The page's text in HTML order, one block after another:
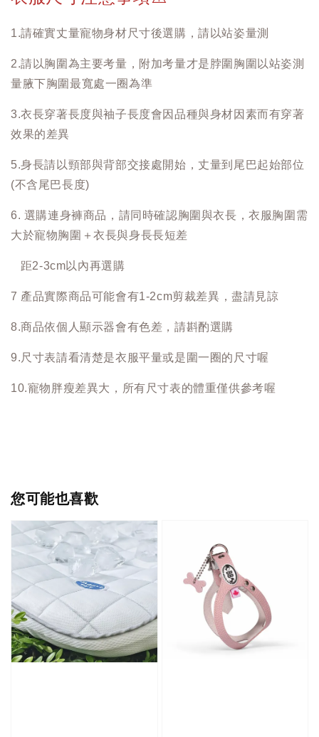
1.請確實丈量寵物身材尺寸後選購，請以站姿量測
2.請以胸圍為主要考量，附加考量才是脖圍胸圍以站姿測
量腋下胸圍最寬處一圈為準
3.衣長穿著長度與袖子長度會因品種與身材因素而有穿著
效果的差異
5.身長請以頸部與背部交接處開始，丈量到尾巴起始部位
(不含尾巴長度)
6. 選購連身褲商品，請同時確認胸圍與衣長，衣服胸圍需
大於寵物胸圍＋衣長與身長長短差
距2-3cm以內再選購
7 產品實際商品可能會有1-2cm剪裁差異，盡請見諒
8.商品依個人顯示器會有色差，請斟酌選購
9.尺寸表請看清楚是衣服平量或是圍一圈的尺寸喔
10.寵物胖瘦差異大，所有尺寸表的體重僅供參考喔
您可能也喜歡